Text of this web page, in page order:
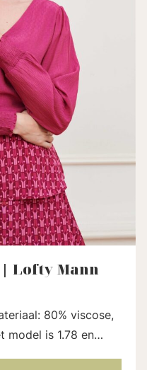
Lofty Mann
80% viscose,
model is 1.78 en